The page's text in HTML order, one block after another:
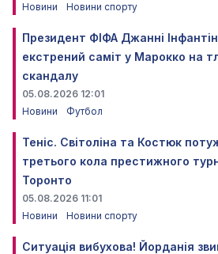
Новини
Новини спорту
Президент ФІФА Джанні
екстрений саміт у Марокко на
скандалу
05.08.2026 12:01
Новини
Футбол
Теніс. Світоліна та Костюк
третього кола престижного
Торонто
05.08.2026 11:01
Новини
Новини спорту
Ситуація вибухова! Йорданія